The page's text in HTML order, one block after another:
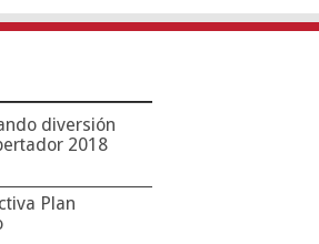
diversión
2018
Plan